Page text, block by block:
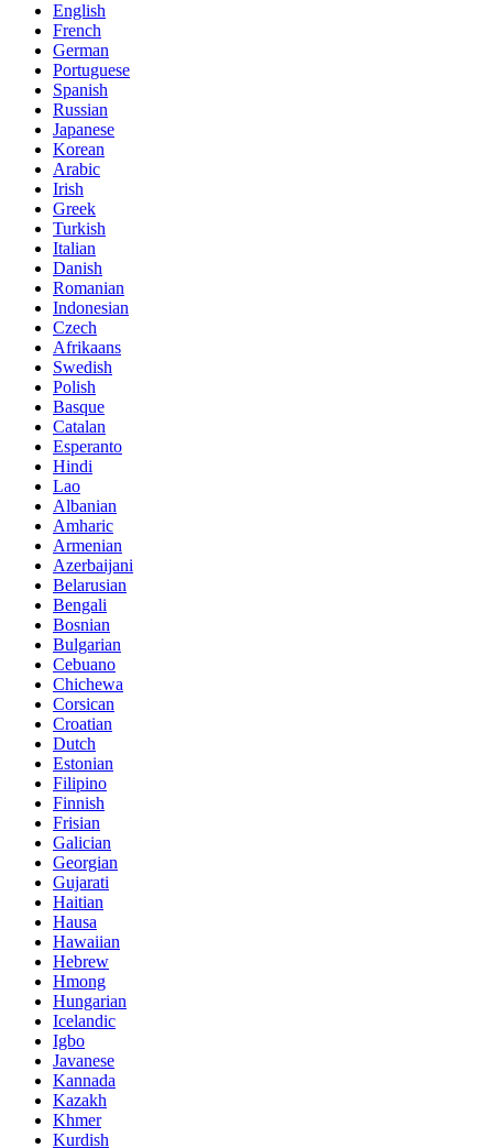
English
French
German
Portuguese
Spanish
Russian
Japanese
Korean
Arabic
Irish
Greek
Turkish
Italian
Danish
Romanian
Indonesian
Czech
Afrikaans
Swedish
Polish
Basque
Catalan
Esperanto
Hindi
Lao
Albanian
Amharic
Armenian
Azerbaijani
Belarusian
Bengali
Bosnian
Bulgarian
Cebuano
Chichewa
Corsican
Croatian
Dutch
Estonian
Filipino
Finnish
Frisian
Galician
Georgian
Gujarati
Haitian
Hausa
Hawaiian
Hebrew
Hmong
Hungarian
Icelandic
Igbo
Javanese
Kannada
Kazakh
Khmer
Kurdish